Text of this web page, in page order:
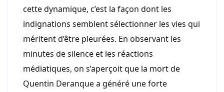
cette dynamique, c’est la façon dont les
indignations semblent sélectionner les vies qui
méritent d’être pleurées. En observant les
minutes de silence et les réactions
médiatiques, on s’aperçoit que la mort de
Quentin Deranque a généré une forte